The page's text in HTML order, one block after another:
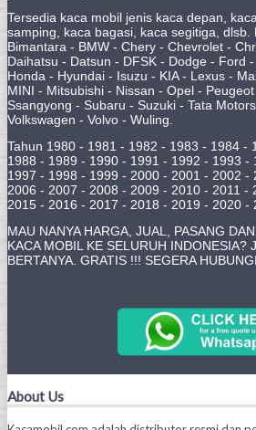
Tersedia kaca mobil jenis kaca depan,
samping, kaca bagasi, kaca segitiga, dlsb.
Bimantara - BMW - Chery - Chevrolet -
Daihatsu - Datsun - DFSK - Dodge - Ford
Honda - Hyundai - Isuzu - KIA - Lexus -
MINI - Mitsubishi - Nissan - Opel -
Ssangyong - Subaru - Suzuki - Tata
Volkswagen - Volvo - Wuling.
Tahun 1980 - 1981 - 1982 - 1983 - 1984 -
1988 - 1989 - 1990 - 1991 - 1992 - 1993 -
1997 - 1998 - 1999 - 2000 - 2001 - 2002 -
2006 - 2007 - 2008 - 2009 - 2010 - 2011 -
2015 - 2016 - 2017 - 2018 - 2019 - 2020 -
MAU NANYA HARGA, JUAL, PASANG
KACA MOBIL KE SELURUH INDONESIA?
BERTANYA. GRATIS !!! SEGERA
About Us